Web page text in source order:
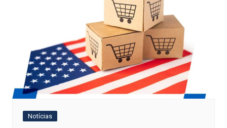
Notícias